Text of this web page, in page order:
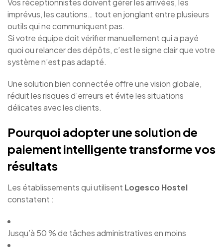
Vos réceptionnistes doivent gérer les arrivées, les
imprévus, les cautions… tout en jonglant entre plusieurs
outils qui ne communiquent pas.
Si votre équipe doit vérifier manuellement qui a payé
quoi ou relancer des dépôts, c’est le signe clair que votre
système n’est pas adapté.
Une solution bien connectée offre une vision globale,
réduit les risques d’erreurs et évite les situations
délicates avec les clients.
Pourquoi adopter une solution de
paiement intelligente transforme vos
résultats
Les établissements qui utilisent Logesco Hostel
constatent :
Jusqu’à 50 % de tâches administratives en moins